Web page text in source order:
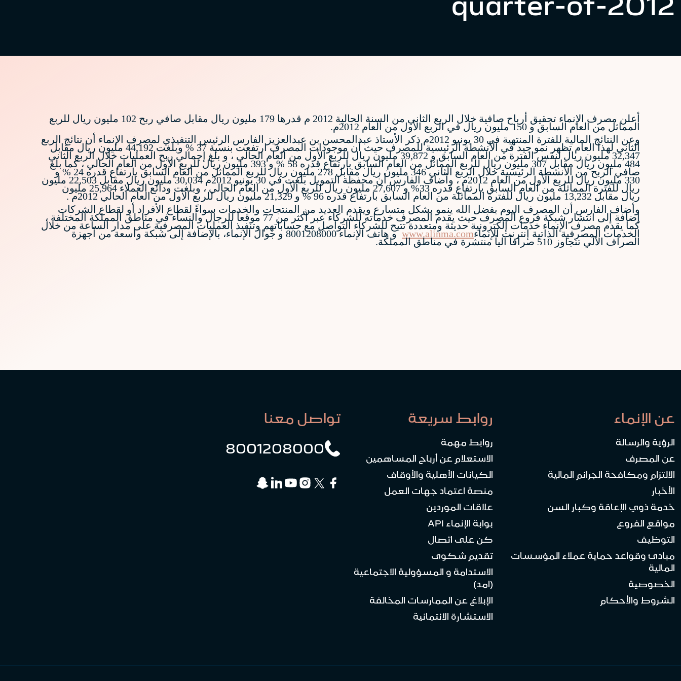
أعلن مصرف الإنماء تحقيق أرباح صافية خلال الربع الثاني من السنة الحالية 2012 م قدرها 179 مليون ريال مقابل صافي ربح 102 مليون ريال للربع
المماثل من العام السابق و 150 مليون ريال في الربع الأول من العام 2012م.
وعن النتائج المالية للفترة المنتهية في 30 يونيو 2012م ذكر الأستاذ عبدالمحسن بن عبدالعزيز الفارس الرئيس التنفيذي لمصرف الإنماء أن نتائج الربع
الثاني لهذا العام تظهر نمو جيد في الأنشطة الرئيسية للمصرف حيث أن موجودات المصرف ارتفعت بنسبة 37 % وبلغت 44,192 مليون ريال مقابل
32,347 مليون ريال لنفس الفترة من العام السابق و 39,872 مليون ريال للربع الأول من العام الحالي ، و بلغ إجمالي ربح العمليات خلال الربع الثاني
484 مليون ريال مقابل 307 مليون ريال للربع المماثل من العام السابق بارتفاع قدره 58 % و 393 مليون ريال للربع الأول من العام الحالي ، كما بلغ
صافي الربح من الأنشطة الرئيسية خلال الربع الثاني 346 مليون ريال مقابل 278 مليون ريال للربع المماثل من العام السابق بارتفاع قدره 24 % و
330 مليون ريال للربع الأول من العام 2012م ، وأضاف الفارس أن محفظة التمويل بلغت في 30 يونيو 2012م 30,034 مليون ريال مقابل 22,503 مليون
ريال للفترة المماثلة من العام السابق بارتفاع قدره 33% و 27,607 مليون ريال للربع الأول من العام الحالي ، وبلغت ودائع العملاء 25,964 مليون
ريال مقابل 13,232 مليون ريال للفترة المماثلة من العام السابق بارتفاع قدره 96 % و 21,329 مليون ريال للربع الأول من العام الحالي 2012م .
وأضاف الفارس أن المصرف اليوم بفضل الله ينمو بشكل متسارع ويقدم العديد من المنتجات والخدمات سواءً لقطاع الأفراد أو لقطاع الشركات
إضافة إلى انتشار شبكة فروع المصرف حيث يقدم المصرف خدماته للشركاء عبر أكثر من 77 موقعاً للرجال والنساء في مناطق المملكة المختلفة ،
كما يقدم مصرف الإنماء خدمات إلكترونية حديثة ومتعددة تتيح للشركاء التواصل مع حساباتهم وتنفيذ العمليات المصرفية على مدار الساعة من خلال
الخدمات المصرفية الذاتية إنترنت الإنماءwww.alinma.com و هاتف الإنماء 8001208000 و جوال الإنماء، بالإضافة إلى شبكة واسعة من أجهزة
الصراف الآلي تتجاوز 510 صرافاً آلياً منتشرة في مناطق المملكة.
عن الإنماء
الرؤية والرسالة
عن المصرف
الالتزام ومكافحة الجرائم المالية
الأخبار
خدمة ذوي الإعاقة وكبار السن
مواقع الفروع
التوظيف
مبادئ وقواعد حماية عملاء المؤسسات
المالية
الخصوصية
الشروط والأحكام
روابط سريعة
روابط مهمة
الاستعلام عن أرباح المساهمين
الكيانات الأهلية والأوقاف
منصة اعتماد جهات العمل
علاقات الموردين
بوابة الإنماء API
كن على اتصال
تقديم شكوى
الاستدامة و المسؤولية الاجتماعية
(امد)
الإبلاغ عن الممارسات المخالفة
الاستشارة الائتمانية
تواصل معنا
8001208000